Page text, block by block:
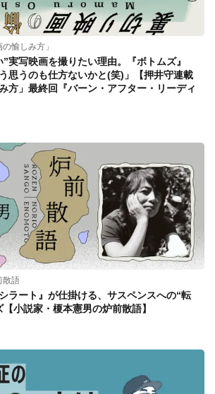
愉しみ方」
実写映画を撮りたい理由。『ボトムズ』
思うのも仕方ないかと(笑)」【押井守連載
方」最終回『バーン・アフター・リーディ
散語
ラート』が仕掛ける、サスペンスへの“転
小説家・榎本憲男の炉前散語】